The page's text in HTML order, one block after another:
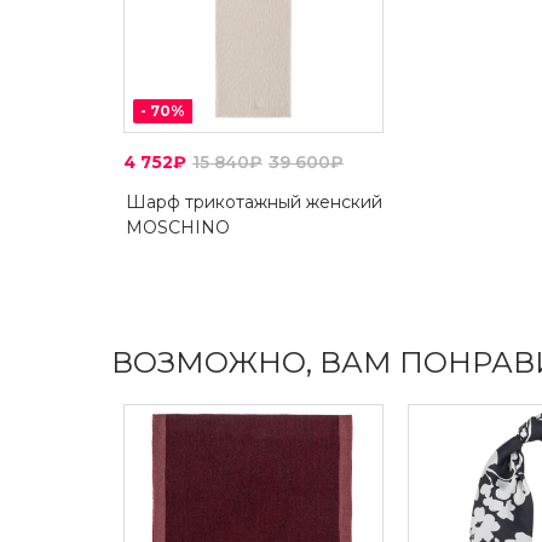
- 70%
4 752₽ 15 840₽ 39 600₽
Шарф трикотажный женский
MOSCHINO
ВОЗМОЖНО, ВАМ